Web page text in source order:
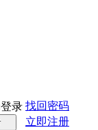
录 找回密码
立即注册